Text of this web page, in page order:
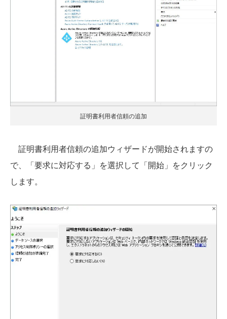
証明書利用者信頼の追加
証明書利用者信頼の追加ウィザードが開始されますの
で、「要求に対応する」を選択して「開始」をクリック
します。